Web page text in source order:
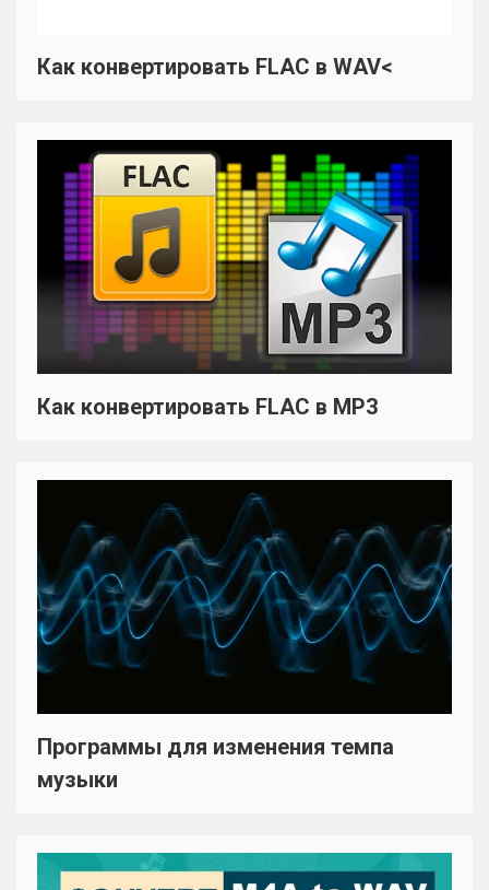
Как конвертировать FLAC в WAV<
Как конвертировать FLAC в MP3
Программы для изменения темпа
музыки